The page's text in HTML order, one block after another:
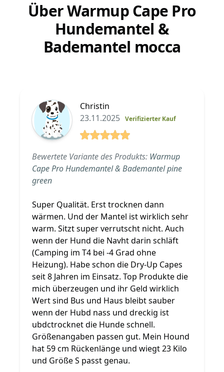
Über Warmup Cape Pro
Hundemantel &
Bademantel mocca
Christin
23.11.2025 Verifizierter Kauf
Bewertete Variante des Produkts: Warmup
Cape Pro Hundemantel & Bademantel pine
green
Super Qualität. Erst trocknen dann
wärmen. Und der Mantel ist wirklich sehr
warm. Sitzt super verrutscht nicht. Auch
wenn der Hund die Navht darin schläft
(Camping im T4 bei -4 Grad ohne
Heizung). Habe schon die Dry-Up Capes
seit 8 Jahren im Einsatz. Top Produkte die
mich überzeugen und ihr Geld wirklich
Wert sind Bus und Haus bleibt sauber
wenn der Hubd nass und dreckig ist
ubdctrocknet die Hunde schnell.
Größenangaben passen gut. Mein Hound
hat 59 cm Rückenlänge und wiegt 23 Kilo
und Größe S passt genau.